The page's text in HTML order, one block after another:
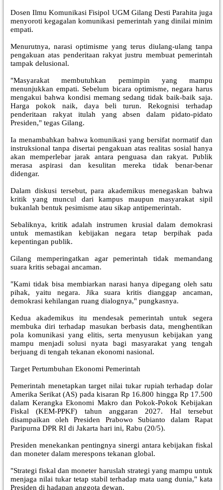
Dosen Ilmu Komunikasi Fisipol UGM Gilang Desti Parahita juga
menyoroti kegagalan komunikasi pemerintah yang dinilai minim
empati.
Menurutnya, narasi optimisme yang terus diulang-ulang tanpa
pengakuan atas penderitaan rakyat justru membuat pemerintah
tampak delusional.
"Masyarakat membutuhkan pemimpin yang mampu
menunjukkan empati. Sebelum bicara optimisme, negara harus
mengakui bahwa kondisi memang sedang tidak baik-baik saja.
Harga pokok naik, daya beli turun. Rekognisi terhadap
penderitaan rakyat itulah yang absen dalam pidato-pidato
Presiden," tegas Gilang.
Ia menambahkan bahwa komunikasi yang bersifat normatif dan
instruksional tanpa disertai pengakuan atas realitas sosial hanya
akan memperlebar jarak antara penguasa dan rakyat. Publik
merasa aspirasi dan kesulitan mereka tidak benar-benar
didengar.
Dalam diskusi tersebut, para akademikus menegaskan bahwa
kritik yang muncul dari kampus maupun masyarakat sipil
bukanlah bentuk pesimisme atau sikap antipemerintah.
Sebaliknya, kritik adalah instrumen krusial dalam demokrasi
untuk memastikan kebijakan negara tetap berpihak pada
kepentingan publik.
Gilang memperingatkan agar pemerintah tidak memandang
suara kritis sebagai ancaman.
"Kami tidak bisa membiarkan narasi hanya dipegang oleh satu
pihak, yaitu negara. Jika suara kritis dianggap ancaman,
demokrasi kehilangan ruang dialognya," pungkasnya.
Kedua akademikus itu mendesak pemerintah untuk segera
membuka diri terhadap masukan berbasis data, menghentikan
pola komunikasi yang elitis, serta menyusun kebijakan yang
mampu menjadi solusi nyata bagi masyarakat yang tengah
berjuang di tengah tekanan ekonomi nasional.
Target Pertumbuhan Ekonomi Pemerintah
Pemerintah menetapkan target nilai tukar rupiah terhadap dolar
Amerika Serikat (AS) pada kisaran Rp 16.800 hingga Rp 17.500
dalam Kerangka Ekonomi Makro dan Pokok-Pokok Kebijakan
Fiskal (KEM-PPKF) tahun anggaran 2027. Hal tersebut
disampaikan oleh Presiden Prabowo Subianto dalam Rapat
Paripurna DPR RI di Jakarta hari ini, Rabu (20/5).
Presiden menekankan pentingnya sinergi antara kebijakan fiskal
dan moneter dalam merespons tekanan global.
"Strategi fiskal dan moneter haruslah strategi yang mampu untuk
menjaga nilai tukar tetap stabil terhadap mata uang dunia," kata
Presiden di hadapan anggota dewan.